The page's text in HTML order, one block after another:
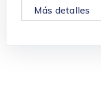
Más detalles